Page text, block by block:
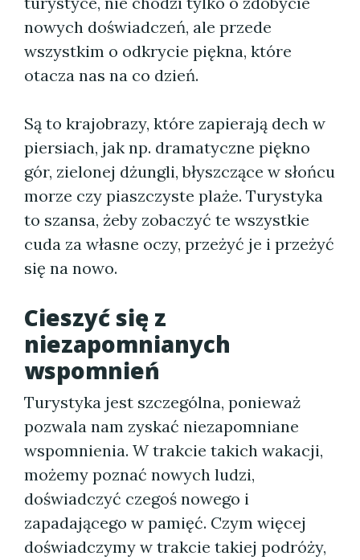
nowych doświadczeń, ale przede
wszystkim o odkrycie piękna, które
otacza nas na co dzień.
Są to krajobrazy, które zapierają dech w
piersiach, jak np. dramatyczne piękno
gór, zielonej dżungli, błyszczące w słońcu
morze czy piaszczyste plaże. Turystyka
to szansa, żeby zobaczyć te wszystkie
cuda za własne oczy, przeżyć je i przeżyć
się na nowo.
Cieszyć się z
niezapomnianych
wspomnień
Turystyka jest szczególna, ponieważ
pozwala nam zyskać niezapomniane
wspomnienia. W trakcie takich wakacji,
możemy poznać nowych ludzi,
doświadczyć czegoś nowego i
zapadającego w pamięć. Czym więcej
doświadczymy w trakcie takiej podróży,